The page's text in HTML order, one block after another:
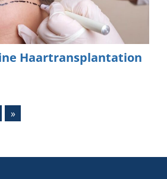
Haartransplantation
»